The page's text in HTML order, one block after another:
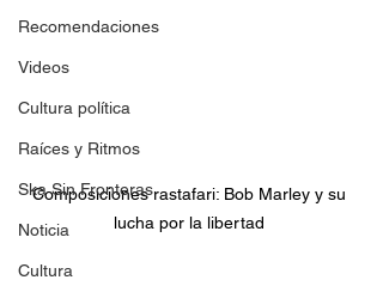
Recomendaciones
Videos
Cultura política
Raíces y Ritmos
Ska Sin Fronteras
Noticia
Cultura
Composiciones rastafari: Bob Marley y su
lucha por la libertad